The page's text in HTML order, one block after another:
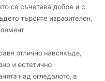
се съчетава добре и с
търсите изразителен,
отлично навсякъде,
и естетично
над огледалото, в